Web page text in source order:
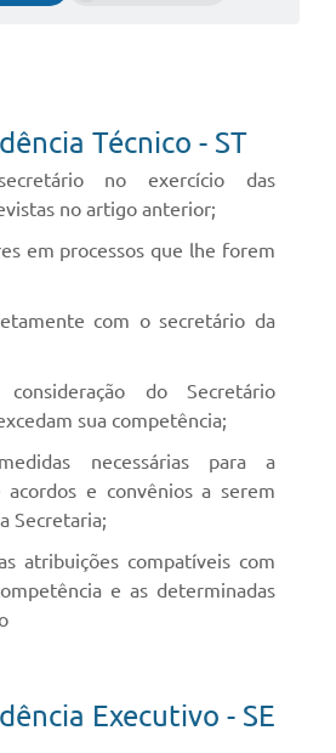
Técnico - ST
no exercício das
no artigo anterior;
em processos que lhe forem
com o secretário da
do Secretário
sua competência;
necessárias para a
acordos e convênios a serem
Secretaria;
atribuições compatíveis com
e as determinadas
Executivo - SE